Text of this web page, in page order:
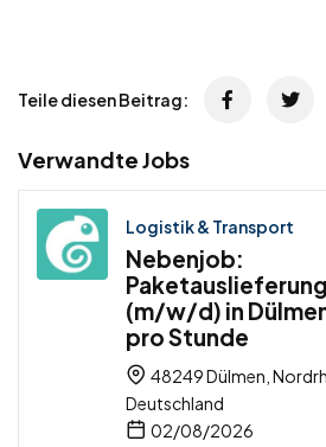
Teile diesen Beitrag:
Verwandte Jobs
Logistik & Transport
Nebenjob:
(m/w/d) in
pro Stunde
48249 Dülmen,
Deutschland
02/08/2026